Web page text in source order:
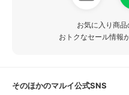
お気に入り商
おトクなセール情報
そのほかのマルイ公式SNS